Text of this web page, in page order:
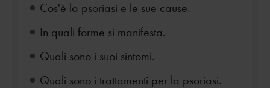
Cos'è la psoriasi e le sue cause.
In quali forme si manifesta.
Quali sono i suoi sintomi.
Quali sono i trattamenti per la psoriasi.